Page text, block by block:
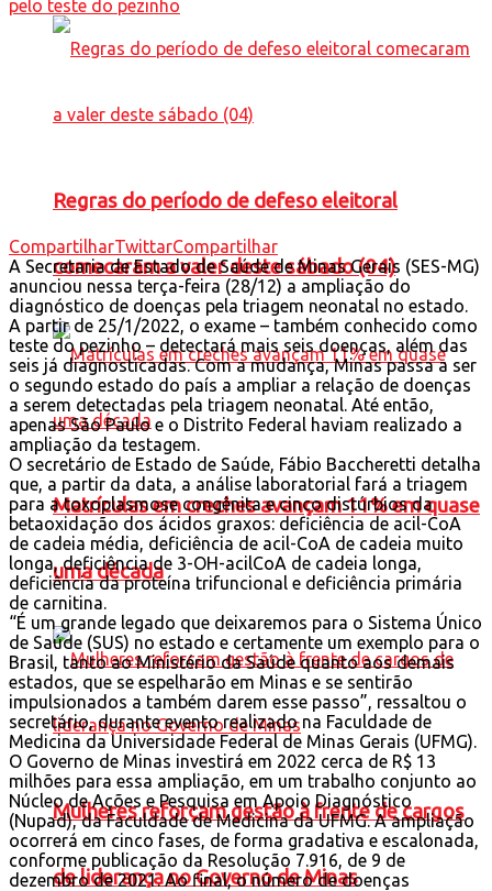
Regras do período de defeso eleitoral
comecaram a valer deste sábado (04)
Matrículas em creches avançam 11% em quase
uma década
Mulheres reforçam gestão à frente de cargos
de liderança no Governo de Minas
CompartilharTwittarCompartilhar
A Secretaria de Estado de Saúde de Minas Gerais (SES-MG)
anunciou nessa terça-feira (28/12) a ampliação do
diagnóstico de doenças pela triagem neonatal no estado.
A partir de 25/1/2022, o exame – também conhecido como
teste do pezinho – detectará mais seis doenças, além das
seis já diagnosticadas. Com a mudança, Minas passa a ser
o segundo estado do país a ampliar a relação de doenças
a serem detectadas pela triagem neonatal. Até então,
apenas São Paulo e o Distrito Federal haviam realizado a
ampliação da testagem.
O secretário de Estado de Saúde, Fábio Baccheretti detalha
que, a partir da data, a análise laboratorial fará a triagem
para a toxoplasmose congênita e cinco distúrbios da
betaoxidação dos ácidos graxos: deficiência de acil-CoA
de cadeia média, deficiência de acil-CoA de cadeia muito
longa, deficiência de 3-OH-acilCoA de cadeia longa,
deficiência da proteína trifuncional e deficiência primária
de carnitina.
“É um grande legado que deixaremos para o Sistema Único
de Saúde (SUS) no estado e certamente um exemplo para o
Brasil, tanto ao Ministério da Saúde quanto aos demais
estados, que se espelharão em Minas e se sentirão
impulsionados a também darem esse passo”, ressaltou o
secretário, durante evento realizado na Faculdade de
Medicina da Universidade Federal de Minas Gerais (UFMG).
O Governo de Minas investirá em 2022 cerca de R$ 13
milhões para essa ampliação, em um trabalho conjunto ao
Núcleo de Ações e Pesquisa em Apoio Diagnóstico
(Nupad), da Faculdade de Medicina da UFMG. A ampliação
ocorrerá em cinco fases, de forma gradativa e escalonada,
conforme publicação da Resolução 7.916, de 9 de
dezembro de 2021. Ao final, o número de doenças